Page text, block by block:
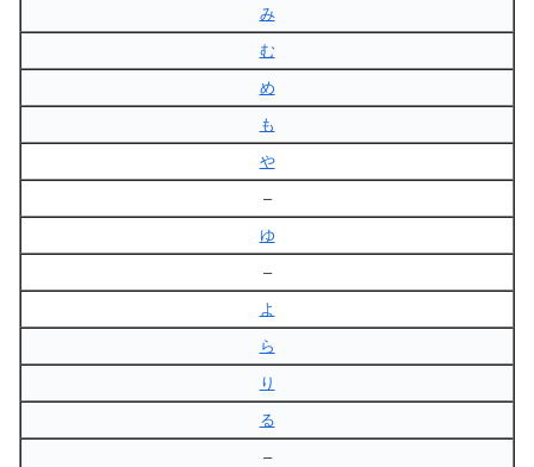
み
む
め
も
や
–
ゆ
–
よ
ら
り
る
–